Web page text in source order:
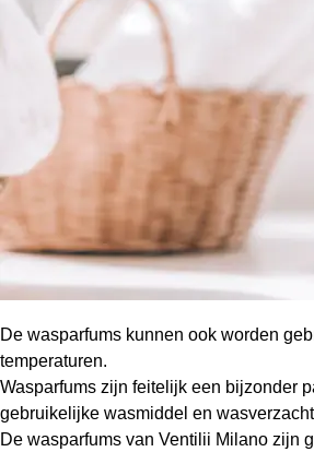
De wasparfums kunnen ook worden
temperaturen.
Wasparfums zijn feitelijk een bijzonder
gebruikelijke wasmiddel en
De wasparfums van Ventilii Milano